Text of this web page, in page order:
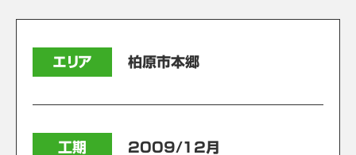
エリア 柏原市本郷
工期 2009/12月